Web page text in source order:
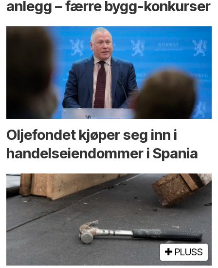
anlegg – færre bygg-konkurser
Oljefondet kjøper seg inn i
handels­eiendommer i Spania
PLUSS